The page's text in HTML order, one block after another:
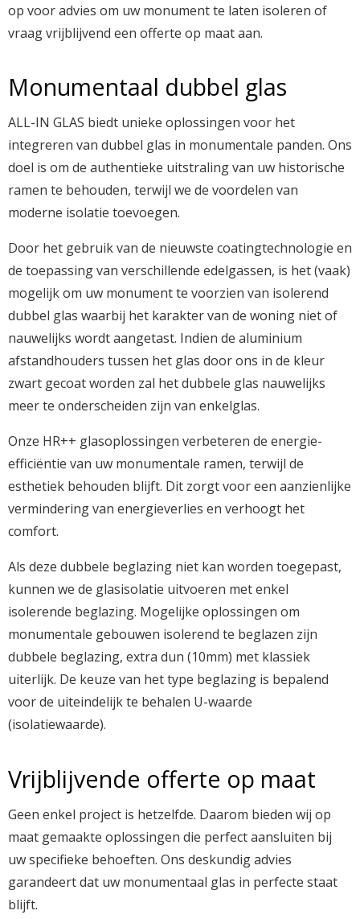
op voor advies om uw monument te laten isoleren of
vraag vrijblijvend een offerte op maat aan.
Monumentaal dubbel glas
ALL-IN GLAS biedt unieke oplossingen voor het
integreren van dubbel glas in monumentale panden. Ons
doel is om de authentieke uitstraling van uw historische
ramen te behouden, terwijl we de voordelen van
moderne isolatie toevoegen.
Door het gebruik van de nieuwste coatingtechnologie en
de toepassing van verschillende edelgassen, is het (vaak)
mogelijk om uw monument te voorzien van isolerend
dubbel glas waarbij het karakter van de woning niet of
nauwelijks wordt aangetast. Indien de aluminium
afstandhouders tussen het glas door ons in de kleur
zwart gecoat worden zal het dubbele glas nauwelijks
meer te onderscheiden zijn van enkelglas.
Onze HR++ glasoplossingen verbeteren de energie-
efficiëntie van uw monumentale ramen, terwijl de
esthetiek behouden blijft. Dit zorgt voor een aanzienlijke
vermindering van energieverlies en verhoogt het
comfort.
Als deze dubbele beglazing niet kan worden toegepast,
kunnen we de glasisolatie uitvoeren met enkel
isolerende beglazing. Mogelijke oplossingen om
monumentale gebouwen isolerend te beglazen zijn
dubbele beglazing, extra dun (10mm) met klassiek
uiterlijk. De keuze van het type beglazing is bepalend
voor de uiteindelijk te behalen U-waarde
(isolatiewaarde).
Vrijblijvende offerte op maat
Geen enkel project is hetzelfde. Daarom bieden wij op
maat gemaakte oplossingen die perfect aansluiten bij
uw specifieke behoeften. Ons deskundig advies
garandeert dat uw monumentaal glas in perfecte staat
blijft.